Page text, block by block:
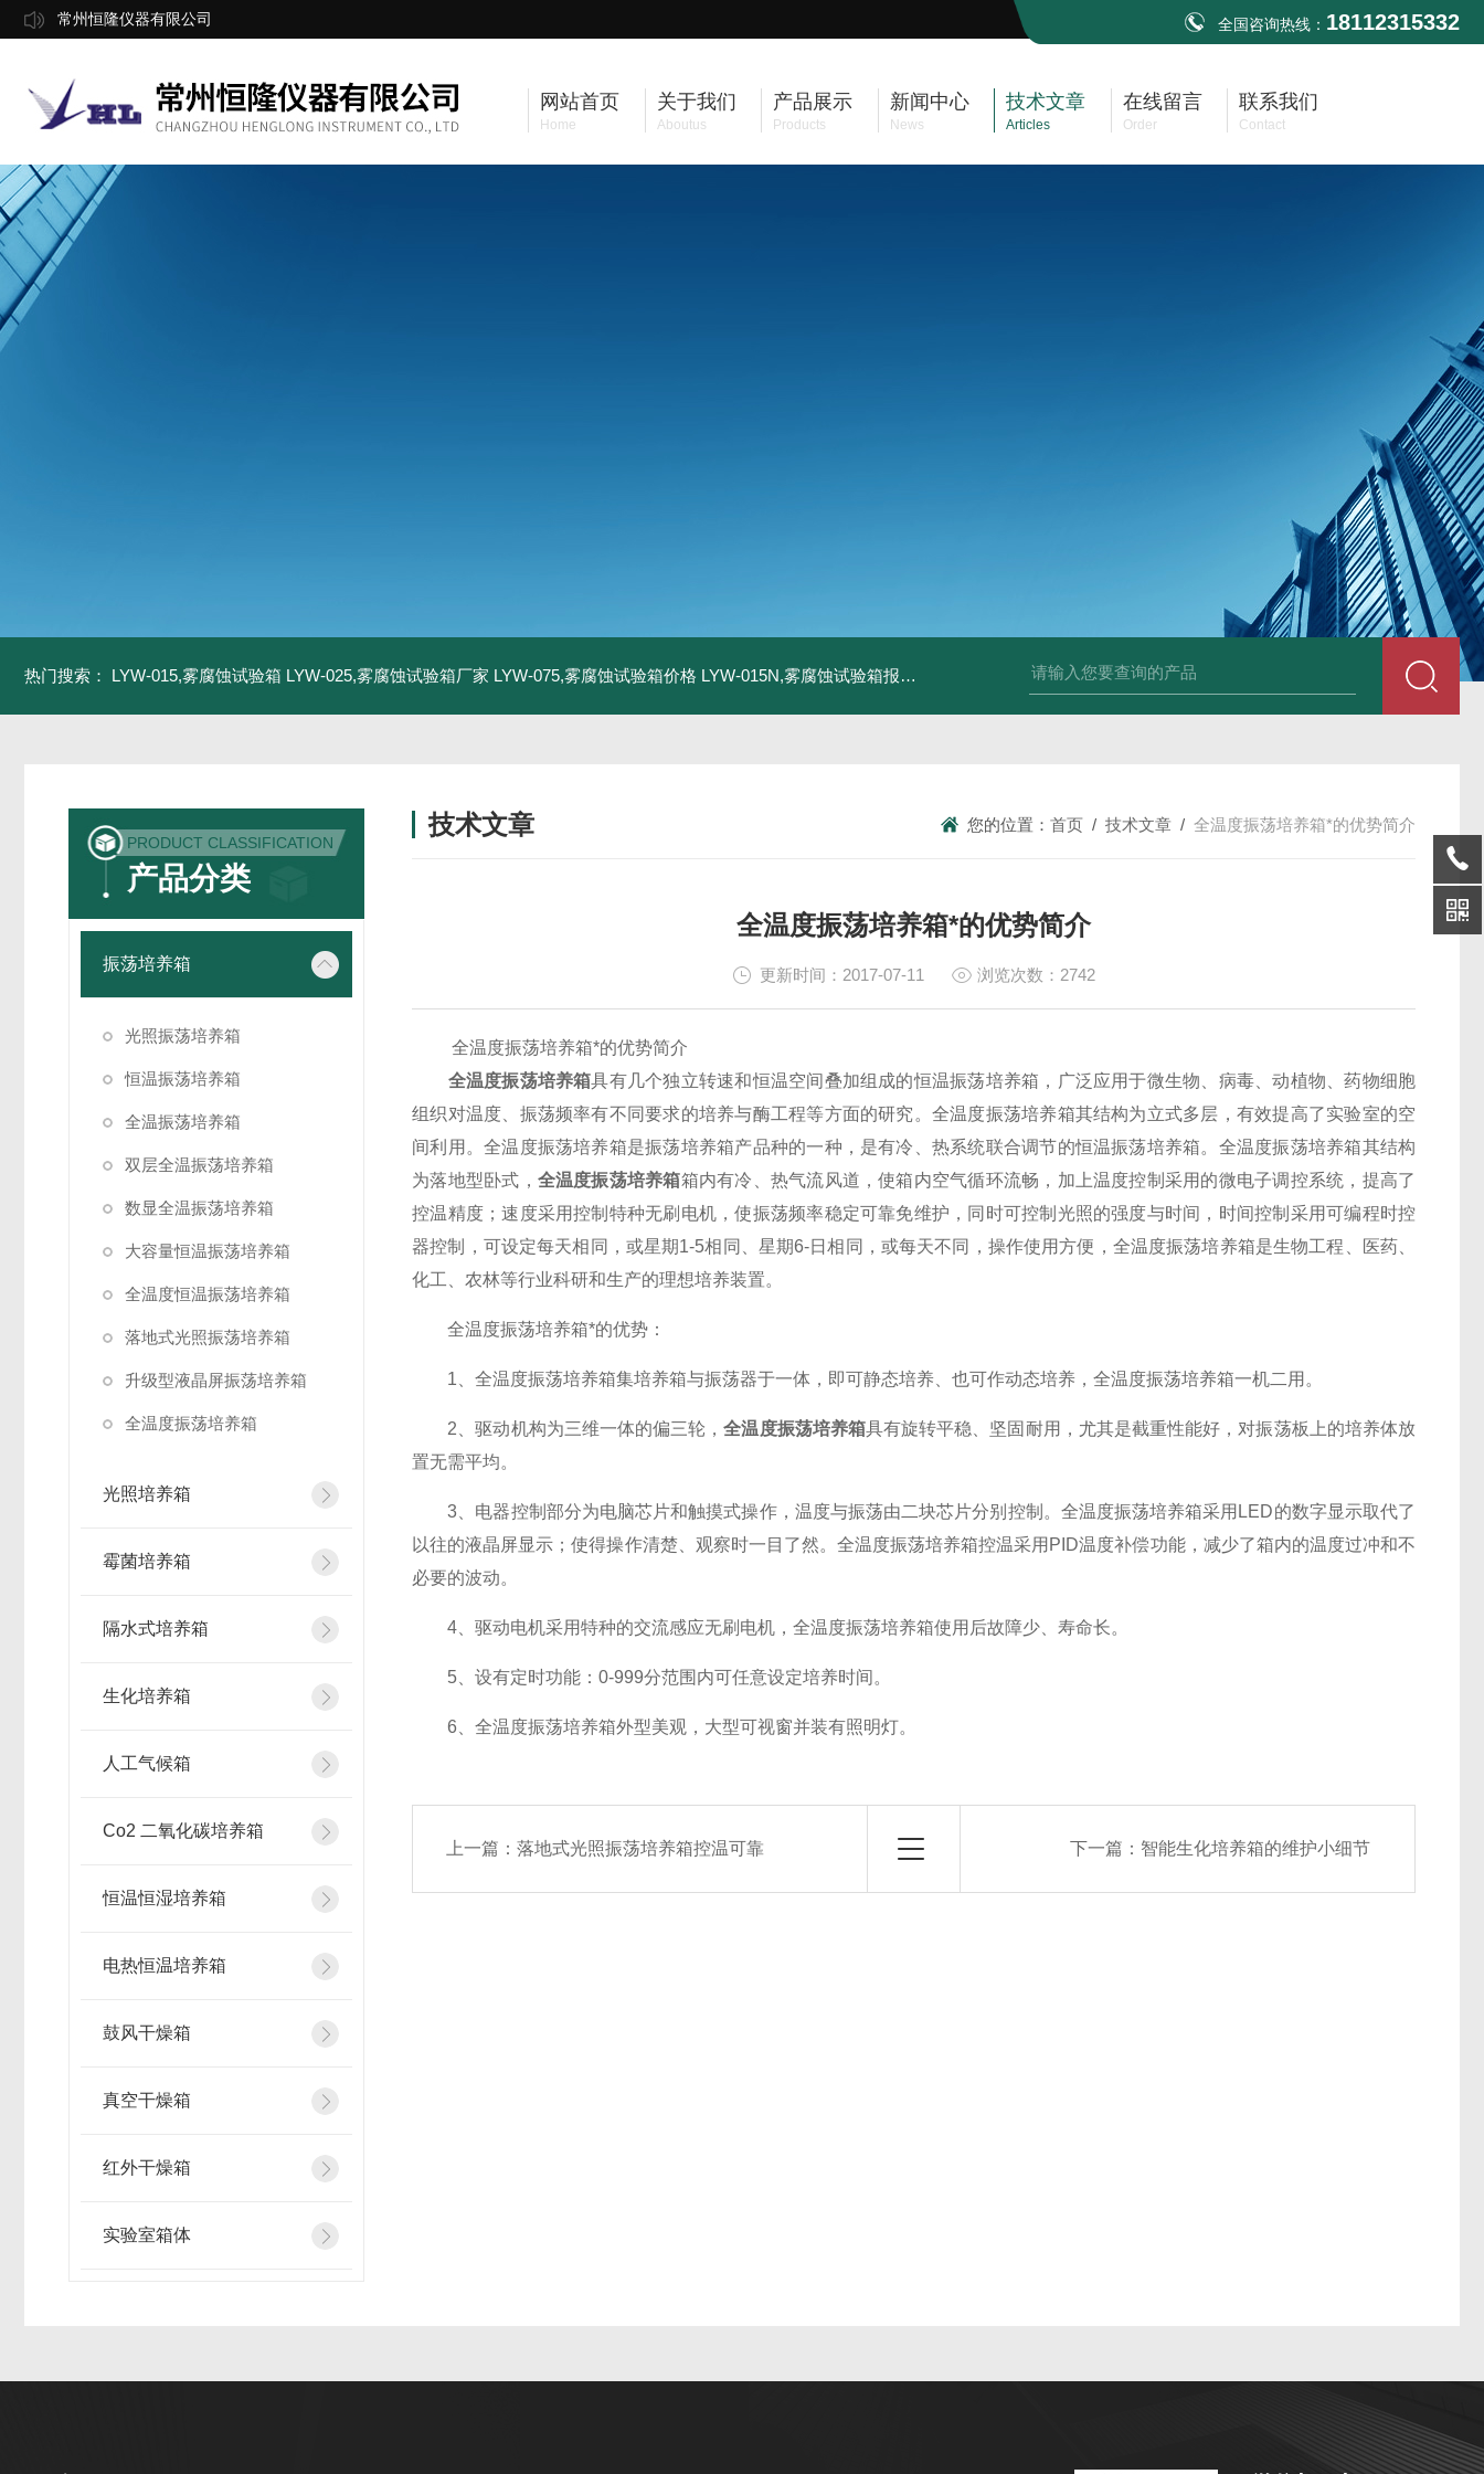
常州恒隆仪器有限公司 全国咨询热线： 18112315332
网站首页
Home
关于我们
Aboutus
产品展示
Products
新闻中心
News
技术文章
Articles
在线留言
Order
联系我们
Contact
热门搜索： LYW-015,雾腐蚀试验箱 LYW-025,雾腐蚀试验箱厂家 LYW-075,雾腐蚀试验箱价格 LYW-015N,雾腐蚀试验箱报价 LYW-025N,雾腐蚀试验箱 LYW-075N,上海雾腐蚀试验箱 YFX-150,盐雾腐蚀试
PRODUCT CLASSIFICATION
产品分类
振荡培养箱
光照振荡培养箱
恒温振荡培养箱
全温振荡培养箱
双层全温振荡培养箱
数显全温振荡培养箱
大容量恒温振荡培养箱
全温度恒温振荡培养箱
落地式光照振荡培养箱
升级型液晶屏振荡培养箱
全温度振荡培养箱
光照培养箱
霉菌培养箱
隔水式培养箱
生化培养箱
人工气候箱
Co2 二氧化碳培养箱
恒温恒湿培养箱
电热恒温培养箱
鼓风干燥箱
真空干燥箱
红外干燥箱
实验室箱体
技术文章 您的位置： 首页 / 技术文章 / 全温度振荡培养箱*的优势简介
全温度振荡培养箱*的优势简介
更新时间：2017-07-11 浏览次数：2742
全温度振荡培养箱*的优势简介
全温度振荡培养箱具有几个独立转速和恒温空间叠加组成的恒温振荡培养箱，广泛应用于微生物、病毒、动植物、药物细胞
组织对温度、振荡频率有不同要求的培养与酶工程等方面的研究。全温度振荡培养箱其结构为立式多层，有效提高了实验室的空
间利用。全温度振荡培养箱是振荡培养箱产品种的一种，是有冷、热系统联合调节的恒温振荡培养箱。全温度振荡培养箱其结构
为落地型卧式， 全温度振荡培养箱箱内有冷、热气流风道，使箱内空气循环流畅，加上温度控制采用的微电子调控系统，提高了
控温精度；速度采用控制特种无刷电机，使振荡频率稳定可靠免维护，同时可控制光照的强度与时间，时间控制采用可编程时控
器控制，可设定每天相同，或星期1-5相同、星期6-日相同，或每天不同，操作使用方便，全温度振荡培养箱是生物工程、医药、
化工、农林等行业科研和生产的理想培养装置。
全温度振荡培养箱*的优势：
1、全温度振荡培养箱集培养箱与振荡器于一体，即可静态培养、也可作动态培养，全温度振荡培养箱一机二用。
2、驱动机构为三维一体的偏三轮，全温度振荡培养箱具有旋转平稳、坚固耐用，尤其是截重性能好，对振荡板上的培养体放
置无需平均。
3、电器控制部分为电脑芯片和触摸式操作，温度与振荡由二块芯片分别控制。全温度振荡培养箱采用LED的数字显示取代了
以往的液晶屏显示；使得操作清楚、观察时一目了然。全温度振荡培养箱控温采用PID温度补偿功能，减少了箱内的温度过冲和不
必要的波动。
4、驱动电机采用特种的交流感应无刷电机，全温度振荡培养箱使用后故障少、寿命长。
5、设有定时功能：0-999分范围内可任意设定培养时间。
6、全温度振荡培养箱外型美观，大型可视窗并装有照明灯。
上一篇：落地式光照振荡培养箱控温可靠 下一篇： 智能生化培养箱的维护小细节